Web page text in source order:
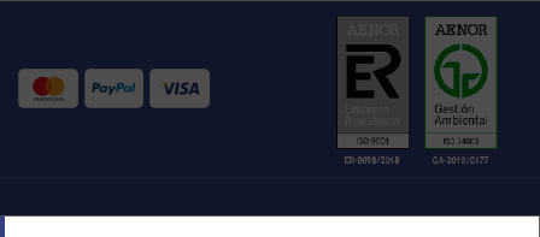
UNIDAD EXTERIOR
CONDUCTO DE GRAN
CAPACIDAD AUTÓNOMO
DAITSU CON VENTILADOR
EXTERIOR AXIAL ACD UIAT
80GMV-COMPACT-2